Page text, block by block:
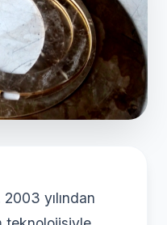
yılından